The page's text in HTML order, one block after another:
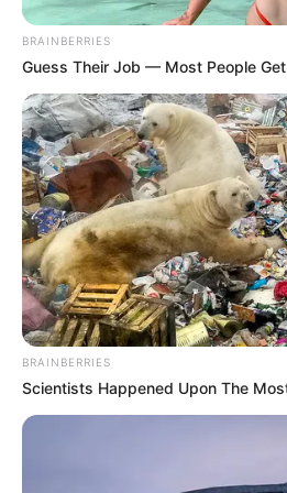
BRAINBERRIES
Guess Their Job — Most People
BRAINBERRIES
Scientists Happened Upon The